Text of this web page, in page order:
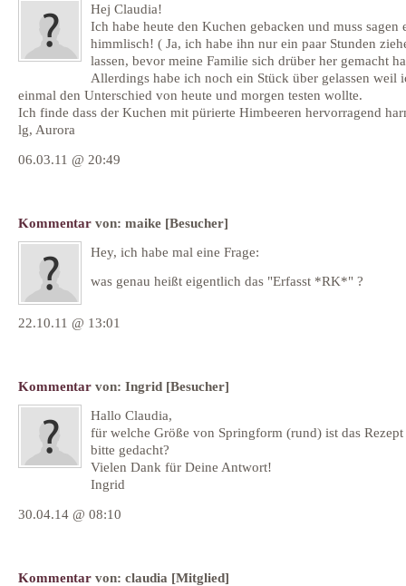
Hej Claudia!
Ich habe heute den Kuchen gebacken und muss sagen
himmlisch! ( Ja, ich habe ihn nur ein paar Stunden
lassen, bevor meine Familie sich drüber her gemacht
Allerdings habe ich noch ein Stück über gelassen weil
einmal den Unterschied von heute und morgen testen wollte.
Ich finde dass der Kuchen mit pürierte Himbeeren hervorragend
lg, Aurora
06.03.11 @ 20:49
Kommentar von: maike [Besucher]
Hey, ich habe mal eine Frage:
was genau heißt eigentlich das "Erfasst *RK*" ?
22.10.11 @ 13:01
Kommentar von: Ingrid [Besucher]
Hallo Claudia,
für welche Größe von Springform (rund) ist das Rezept
bitte gedacht?
Vielen Dank für Deine Antwort!
Ingrid
30.04.14 @ 08:10
Kommentar von: claudia [Mitglied]